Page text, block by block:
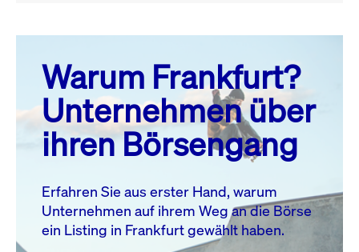
August 26
MO. DI. MI. DO. FR. SA. SO.
1
2
3
4 5 6 7 8
10 11 13 14
17
18 19 20 21 22
23
Warum Frankfurt?
Unternehmen über
ihren Börsengang
Erfahren Sie aus erster Hand, warum
Unternehmen auf ihrem Weg an die Börse
ein Listing in Frankfurt gewählt haben.